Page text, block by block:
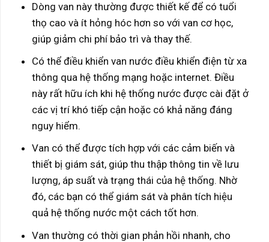
Dòng van này thường được thiết kế để có tuổi
thọ cao và ít hỏng hóc hơn so với van cơ học,
giúp giảm chi phí bảo trì và thay thế.
Có thể điều khiển van nước điều khiển điện từ xa
thông qua hệ thống mạng hoặc internet. Điều
này rất hữu ích khi hệ thống nước được cài đặt ở
các vị trí khó tiếp cận hoặc có khả năng đáng
nguy hiểm.
Van có thể được tích hợp với các cảm biến và
thiết bị giám sát, giúp thu thập thông tin về lưu
lượng, áp suất và trạng thái của hệ thống. Nhờ
đó, các bạn có thể giám sát và phân tích hiệu
quả hệ thống nước một cách tốt hơn.
Van thường có thời gian phản hồi nhanh, cho